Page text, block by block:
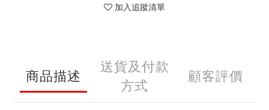
加入追蹤清單
商品描述
送貨及付款
方式
顧客評價